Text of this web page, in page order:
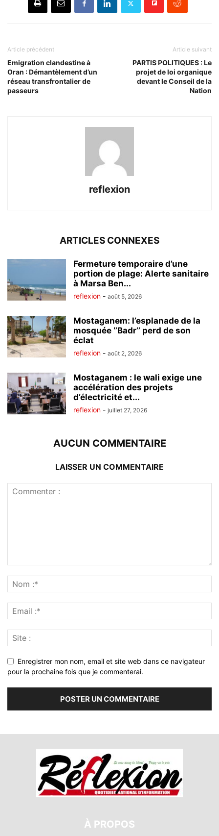
Article précédent
Emigration clandestine à
Oran : Démantèlement d’un
réseau transfrontalier de
passeurs
Article suivant
PARTIS POLITIQUES : Le
projet de loi organique
devant le Conseil de la
Nation
reflexion
ARTICLES CONNEXES
Fermeture temporaire d’une
portion de plage: Alerte sanitaire
à Marsa Ben...
reflexion - août 5, 2026
Mostaganem: l’esplanade de la
mosquée ‘’Badr’’ perd de son
éclat
reflexion - août 2, 2026
Mostaganem : le wali exige une
accélération des projets
d’électricité et...
reflexion - juillet 27, 2026
AUCUN COMMENTAIRE
LAISSER UN COMMENTAIRE
Enregistrer mon nom, email et site web dans ce navigateur
pour la prochaine fois que je commenterai.
À PROPOS